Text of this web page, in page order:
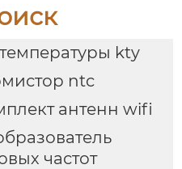
kty
ntc
антенн wifi
частот